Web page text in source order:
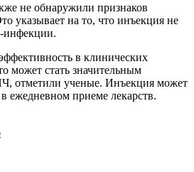
не обнаружили признаков
указывает на то, что инъекция не
инфекции.
в клинических
может стать значительным
отметили ученые. Инъекция может
ежедневном приеме лекарств.